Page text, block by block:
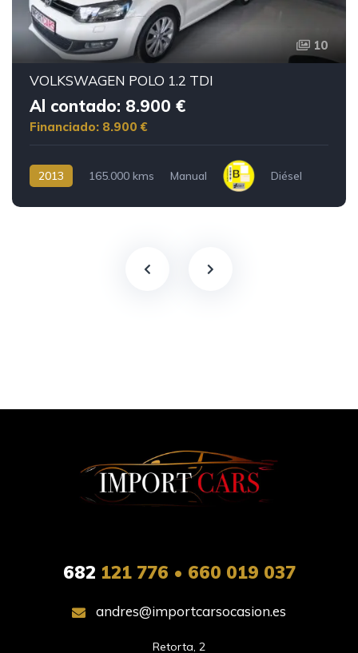
10
VOLKSWAGEN POLO 1.2 TDI
Al contado: 8.900 €
Financiado: 8.900 €
2013 165.000 kms Manual Diésel
682 121 776 • 660 019 037
andres@importcarsocasion.es
Retorta, 2